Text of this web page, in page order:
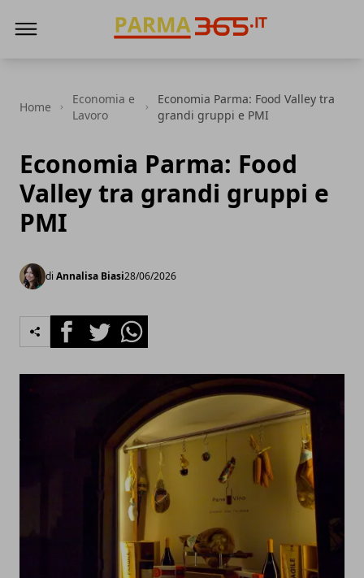
Home
Economia e
Lavoro
Economia Parma: Food Valley tra
grandi gruppi e PMI
Economia Parma: Food
Valley tra grandi gruppi e
PMI
di Annalisa Biasi28/06/2026
FacebookTwitterWhatsapp